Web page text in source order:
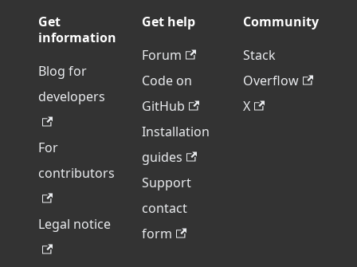
Get
information
Blog for
developers
For
contributors
Legal notice
Get help
Forum
Code on
GitHub
Installation
guides
Support
contact
form
Community
Stack
Overflow
X